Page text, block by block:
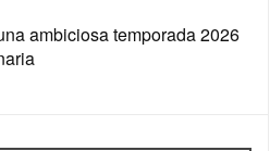
ambiciosa temporada 2026